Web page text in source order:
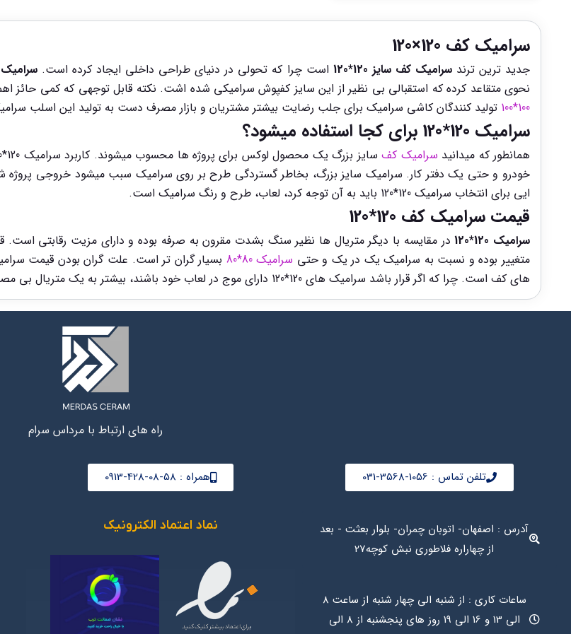
سرامیک کف 120×120
جدید ترین ترندسرامیک کف سایز 120*120 است چرا که تحولی در دنیای طراحی داخلی ایجاد کرده است.سرامیک کف
نحوی متقاعد کرده که استقبالی بی نظیر از این سایز کفپوش سرامیکی شده اشت. نکته قابل توجهی که کمی حائز
100*100
تولید کنندگان کاشی سرامیک برای جلب رضایت بیشتر مشتریان و بازار مصرف دست به تولید این اسلب
سرامیک 120*120 برای کجا استفاده میشود؟
همانطور که میدانید سرامیک کف
خودرو و حتی یک دفتر کار. سرامیک سایز بزرگ، بخاطر گستردگی طرح بر روی سرامیک سبب میشود خروجی
ایی برای انتخاب سرامیک 120*120 باید به آن توجه کرد، لعاب، طرح و رنگ سرامیک است.
قیمت سرامیک کف 120*120
سرامیک 120*120
در مقایسه با دیگر متریال ها نظیر سنگ بشدت مقرون به صرفه بوده و دارای مزیت رقابتی است.
متغییر بوده و نسبت به سرامیک یک در یک و حتی سرامیک 80*80
های کف است. چرا که اگر قرار باشد سرامیک های 120*120 دارای موج در لعاب خود باشند، بیشتر به یک متریال بی مصرف مشابه خواهند بود تا یک محصول سرامیکی لوکس.
راه های ارتباط با مرداس سرام
تلفن تماس : 1056-3568-031 همراه : 58-08-428-0913
آدرس : اصفهان- اتوبان چمران- بلوار بعثت - بعد
از چهاراره فلاطوری نبش کوچه27
ساعات کاری : از شنبه الی چهار شنبه از ساعت 8
الی 13 و 16 الی 19 روز های پنجشنبه از 8 الی
نماد اعتماد الکترونیک